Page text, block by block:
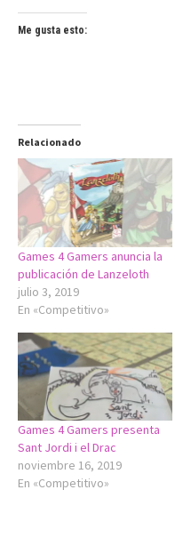
Me gusta esto:
Relacionado
Games 4 Gamers anuncia la
publicación de Lanzeloth
julio 3, 2019
En «Competitivo»
Games 4 Gamers presenta
Sant Jordi i el Drac
noviembre 16, 2019
En «Competitivo»